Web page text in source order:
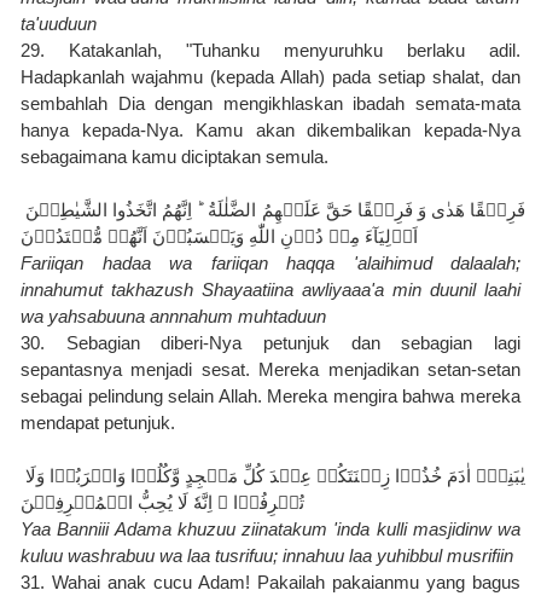
ta'uuduun
29. Katakanlah, "Tuhanku menyuruhku berlaku adil.
Hadapkanlah wajahmu (kepada Allah) pada setiap shalat, dan
sembahlah Dia dengan mengikhlaskan ibadah semata-mata
hanya kepada-Nya. Kamu akan dikembalikan kepada-Nya
sebagaimana kamu diciptakan semula.
اَوۡلِيَآءَ مِنۡ دُوۡنِ اللّٰهِ وَيَحۡسَبُوۡنَ اَنَّهُمۡ مُّهۡتَدُوۡنَ
Fariiqan hadaa wa fariiqan haqqa 'alaihimud dalaalah;
innahumut takhazush Shayaatiina awliyaaa'a min duunil laahi
wa yahsabuuna annnahum muhtaduun
30. Sebagian diberi-Nya petunjuk dan sebagian lagi
sepantasnya menjadi sesat. Mereka menjadikan setan-setan
sebagai pelindung selain Allah. Mereka mengira bahwa mereka
mendapat petunjuk.
تُسۡرِفُوۡا‌ ۚ اِنَّهٗ لَا يُحِبُّ الۡمُسۡرِفِيۡنَ
Yaa Banniii Adama khuzuu ziinatakum 'inda kulli masjidinw wa
kuluu washrabuu wa laa tusrifuu; innahuu laa yuhibbul musrifiin
31. Wahai anak cucu Adam! Pakailah pakaianmu yang bagus